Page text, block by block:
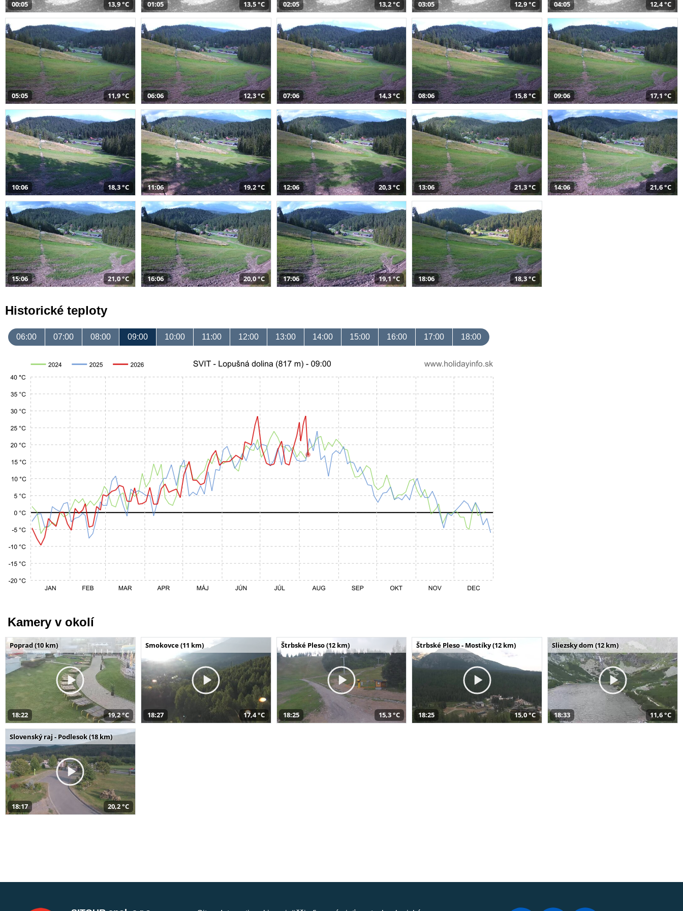
00:05 13,9 °C 01:05 13,5 °C 02:05 13,2 °C 03:05 12,9 °C 04:05 12,4 °C
05:05 11,9 °C 06:06 12,3 °C 07:06 14,3 °C 08:06 15,8 °C 09:06 17,1 °C
10:06 18,3 °C 11:06 19,2 °C 12:06 20,3 °C 13:06 21,3 °C 14:06 21,6 °C
15:06 21,0 °C 16:06 20,0 °C 17:06 19,1 °C 18:06 18,3 °C
Historické teploty
06:00 07:00 08:00 09:00 10:00 11:00 12:00 13:00 14:00 15:00 16:00 17:00 18:00
Kamery v okolí
Poprad (10 km)
18:22 19,2 °C
Smokovce (11 km)
18:27 17,4 °C
Štrbské Pleso (12 km)
18:25 15,3 °C
Štrbské Pleso - Mostíky (12 km)
18:25 15,0 °C
Sliezsky dom (12 km)
18:33 11,6 °C
Slovenský raj - Podlesok (18 km)
18:17 20,2 °C